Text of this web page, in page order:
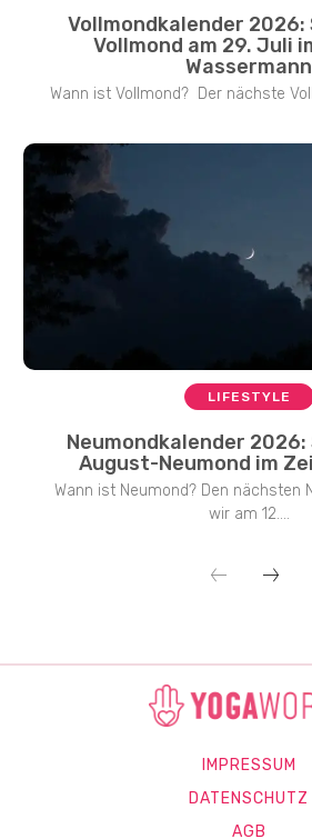
Vollmondkalender
Vollmond am 29. Juli
Wassermann
Wann ist Vollmond? Der nächste
LIFESTYLE
Neumondkalender
August-Neumond im
Wann ist Neumond? Den nächsten
wir am 12....
IMPRESSUM
DATENSCHUTZ
AGB